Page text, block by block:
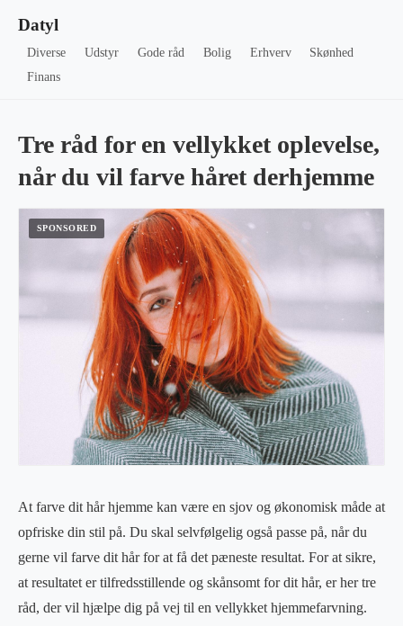
Datyl
Diverse Udstyr Gode råd Bolig Erhverv
Skønhed
Finans
Tre råd for en vellykket oplevelse,
når du vil farve håret derhjemme
At farve dit hår hjemme kan være en sjov og økonomisk måde at
opfriske din stil på. Du skal selvfølgelig også passe på, når du
gerne vil farve dit hår for at få det pæneste resultat. For at sikre,
at resultatet er tilfredsstillende og skånsomt for dit hår, er her tre
råd, der vil hjælpe dig på vej til en vellykket hjemmefarvning.